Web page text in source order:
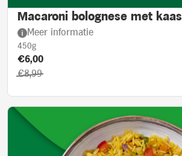
Macaroni bolognese met kaas
Meer informatie
450g
Product prijs::
Actieprijs:
€6,00
Oorspronkelijke prijs:
€8,99